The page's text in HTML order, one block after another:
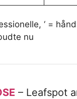
‘ =
nu
– Leafspot